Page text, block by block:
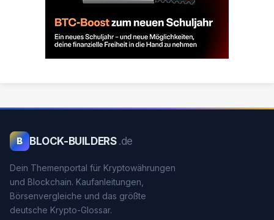
B BLOCK-BUILDERS .de
Dein Themenportal für Kryptowährungen
und Blockchain. Kaufanleitungen,
Börsenvergleiche und das größte
deutsche Krypto-Glossar.